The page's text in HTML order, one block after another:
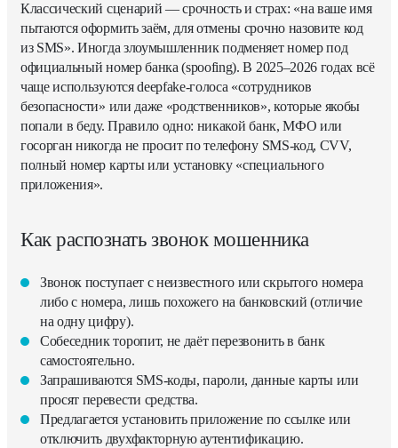
Классический сценарий — срочность и страх: «на ваше имя
пытаются оформить заём, для отмены срочно назовите код
из SMS». Иногда злоумышленник подменяет номер под
официальный номер банка (spoofing). В 2025–2026 годах всё
чаще используются deepfake-голоса «сотрудников
безопасности» или даже «родственников», которые якобы
попали в беду. Правило одно: никакой банк, МФО или
госорган никогда не просит по телефону SMS-код, CVV,
полный номер карты или установку «специального
приложения».
Как распознать звонок мошенника
Звонок поступает с неизвестного или скрытого номера
либо с номера, лишь похожего на банковский (отличие
на одну цифру).
Собеседник торопит, не даёт перезвонить в банк
самостоятельно.
Запрашиваются SMS-коды, пароли, данные карты или
просят перевести средства.
Предлагается установить приложение по ссылке или
отключить двухфакторную аутентификацию.